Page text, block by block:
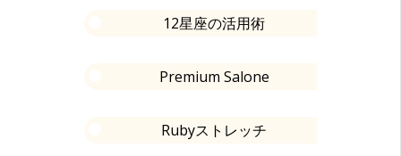
12星座の活用術
Premium Salone
Rubyストレッチ